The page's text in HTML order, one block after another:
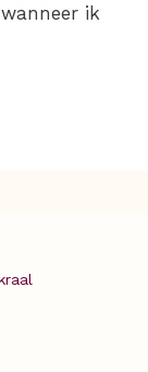
ik